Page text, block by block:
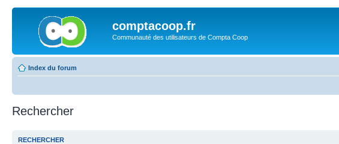
comptacoop.fr
Communauté des utilisateurs de Compta Coop
Index du forum
Rechercher
RECHERCHER